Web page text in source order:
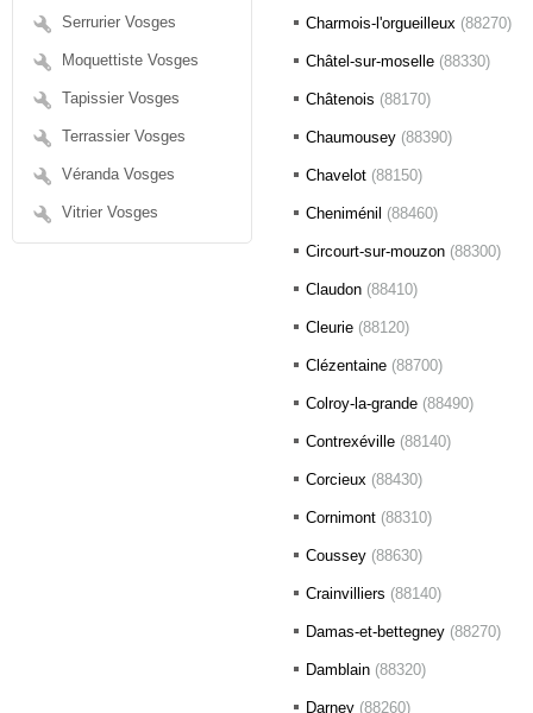
Serrurier Vosges
Moquettiste Vosges
Tapissier Vosges
Terrassier Vosges
Véranda Vosges
Vitrier Vosges
Charmois-l'orgueilleux (88270)
Châtel-sur-moselle (88330)
Châtenois (88170)
Chaumousey (88390)
Chavelot (88150)
Cheniménil (88460)
Circourt-sur-mouzon (88300)
Claudon (88410)
Cleurie (88120)
Clézentaine (88700)
Colroy-la-grande (88490)
Contrexéville (88140)
Corcieux (88430)
Cornimont (88310)
Coussey (88630)
Crainvilliers (88140)
Damas-et-bettegney (88270)
Damblain (88320)
Darney (88260)